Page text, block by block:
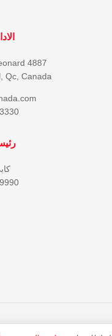
4887 Jarry Est, Saint-Leonard
Qc, Canada